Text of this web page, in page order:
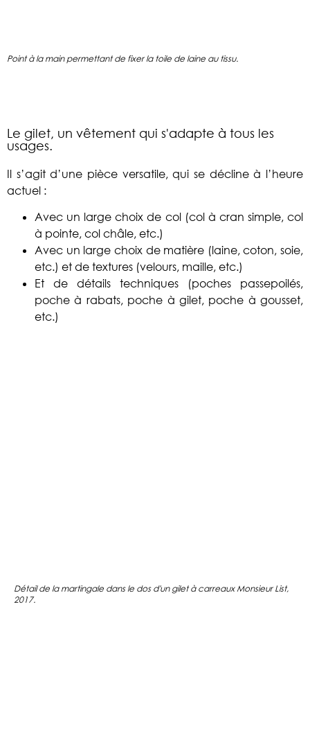
Point à la main permettant de fixer la toile de laine au tissu.
Le gilet, un vêtement qui s'adapte à tous les
usages.
Il s’agit d’une pièce versatile, qui se décline à l’heure
actuel :
Avec un large choix de col (col à cran simple, col
à pointe, col châle, etc.)
Avec un large choix de matière (laine, coton, soie,
etc.) et de textures (velours, maille, etc.)
Et de détails techniques (poches passepoilés,
poche à rabats, poche à gilet, poche à gousset,
etc.)
Détail de la martingale dans le dos d'un gilet à carreaux Monsieur List,
2017.